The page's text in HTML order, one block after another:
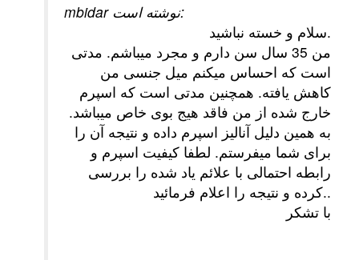
mbidar نوشته است:
سلام و خسته نباشید.
من 35 سال سن دارم و مجرد میباشم. مدتی
است که احساس میکنم میل جنسی من
کاهش یافته. همچنین مدتی است که اسپرم
خارج شده از من فاقد هیج بوی خاص میباشد.
به همین دلیل آنالیز اسپرم داده و نتیجه آن را
برای شما میفرستم. لطفا کیفیت اسپرم و
رابطه احتمالی با علائم یاد شده را بررسی
کرده و نتیجه را اعلام فرمائید..
با تشکر